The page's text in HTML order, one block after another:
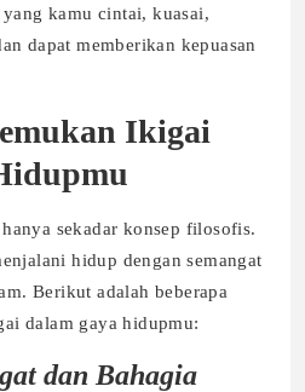
kamu cintai, kuasai,
dapat memberikan kepuasan
Ikigai
sekadar konsep filosofis.
hidup dengan semangat
Berikut adalah beberapa
dalam gaya hidupmu:
dan Bahagia